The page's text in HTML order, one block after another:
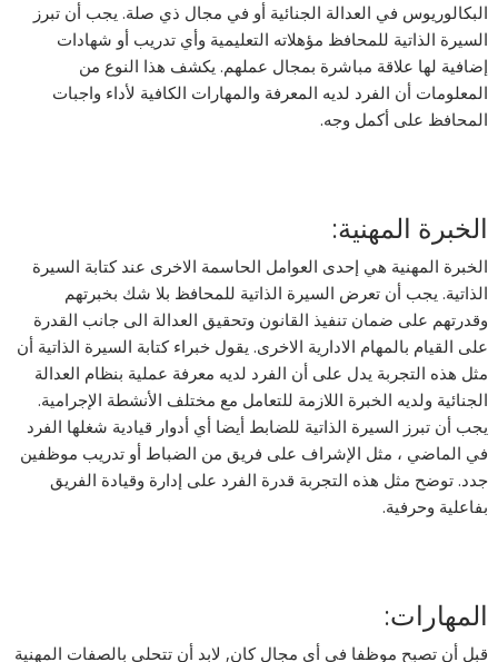
البكالوريوس في العدالة الجنائية أو في مجال ذي صلة. يجب أن تبرز
السيرة الذاتية للمحافظ مؤهلاته التعليمية وأي تدريب أو شهادات
إضافية لها علاقة مباشرة بمجال عملهم. يكشف هذا النوع من
المعلومات أن الفرد لديه المعرفة والمهارات الكافية لأداء واجبات
المحافظ على أكمل وجه.
الخبرة المهنية:
الخبرة المهنية هي إحدى العوامل الحاسمة الاخرى عند كتابة السيرة
الذاتية. يجب أن تعرض السيرة الذاتية للمحافظ بلا شك بخبرتهم
وقدرتهم على ضمان تنفيذ القانون وتحقيق العدالة الى جانب القدرة
على القيام بالمهام الادارية الاخرى. يقول خبراء كتابة السيرة الذاتية أن
مثل هذه التجربة يدل على أن الفرد لديه معرفة عملية بنظام العدالة
الجنائية ولديه الخبرة اللازمة للتعامل مع مختلف الأنشطة الإجرامية.
يجب أن تبرز السيرة الذاتية للضابط أيضا أي أدوار قيادية شغلها الفرد
في الماضي ، مثل الإشراف على فريق من الضباط أو تدريب موظفين
جدد. توضح مثل هذه التجربة قدرة الفرد على إدارة وقيادة الفريق
بفاعلية وحرفية.
المهارات:
قبل أن تصبح موظفا في أي مجال كان, لابد أن تتحلى بالصفات المهنية